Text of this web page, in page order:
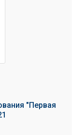
"Первая